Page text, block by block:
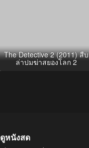
The Detective 2 (2011) สืบ
ล่าปมฆ่าสยองโลก 2
ดูหนังสด